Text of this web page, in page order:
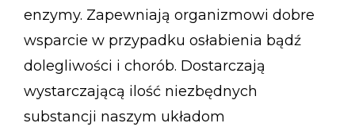
enzymy. Zapewniają organizmowi dobre
wsparcie w przypadku osłabienia bądź
dolegliwości i chorób. Dostarczają
wystarczającą ilość niezbędnych
substancji naszym układom